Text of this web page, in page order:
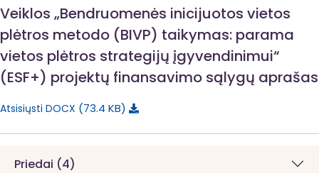
Veiklos „Bendruomenės inicijuotos vietos
plėtros metodo (BIVP) taikymas: parama
vietos plėtros strategijų įgyvendinimui“
(ESF+) projektų finansavimo sąlygų aprašas
Atsisiųsti DOCX 73.4 KB
Priedai (4)